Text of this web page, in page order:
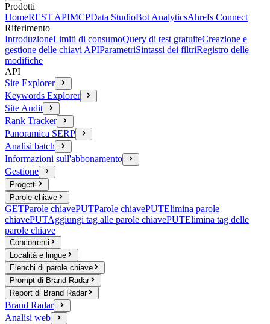
Prodotti
HomeREST APIMCPData StudioBot AnalyticsAhrefs Connect
Riferimento
IntroduzioneLimiti di consumoQuery di test gratuiteCreazione e
gestione delle chiavi APIParametriSintassi dei filtriRegistro delle
modifiche
API
Site Explorer
Keywords Explorer
Site Audit
Rank Tracker
Panoramica SERP
Analisi batch
Informazioni sull'abbonamento
Gestione
Progetti
Parole chiave
GETParole chiavePUTParole chiavePUTElimina parole
chiavePUTAggiungi tag alle parole chiavePUTElimina tag delle
parole chiave
Concorrenti
Località e lingue
Elenchi di parole chiave
Prompt di Brand Radar
Report di Brand Radar
Brand Radar
Analisi web